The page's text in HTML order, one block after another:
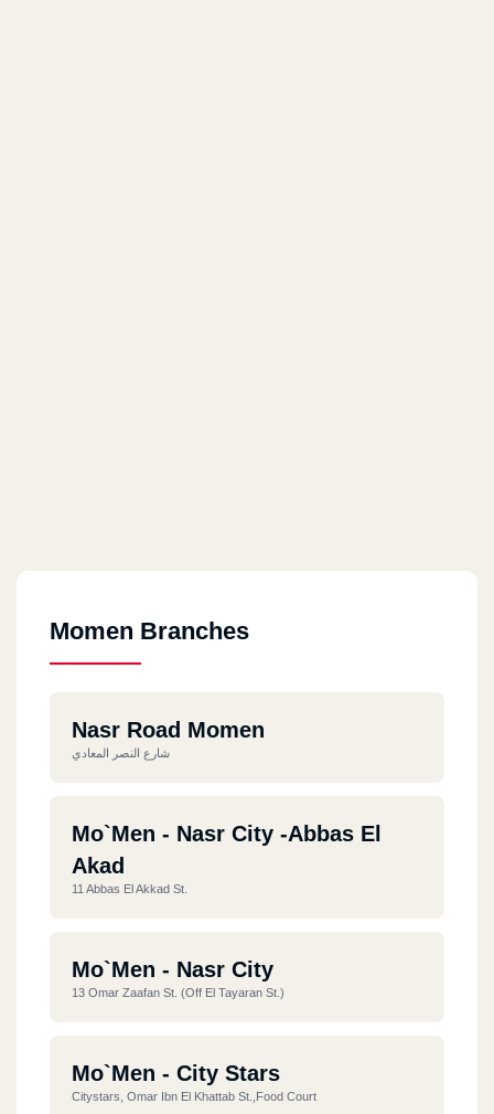
Momen Branches
Nasr Road Momen
شارع النصر المعادي
Mo`men - Nasr City -Abbas El
Akad
11 Abbas El Akkad St.
Mo`men - Nasr City
13 Omar Zaafan St. (off El Tayaran St.)
Mo`men - City Stars
Citystars, Omar Ibn El Khattab St.,Food Court